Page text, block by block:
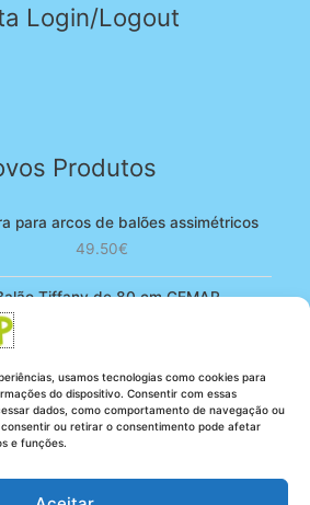
usamos tecnologias como cookies para
do dispositivo. Consentir com essas
dados, como comportamento de navegação ou
ou retirar o consentimento pode afetar
e funções.
Login/Logout
Produtos
para arcos de balões assimétricos
49.50€
Tiffany de 80 cm GEMAR
era:
4.90€.
é:
3.80€.
Rosa bebé de 13 cm GEMAR -
Powder pink
5.25€ O4.20€O